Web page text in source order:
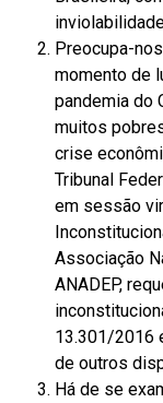
Preocupa-
momento de
pandemia do
muitos
crise
Tribunal
em sessão
Associação
ANADEP,
13.301/2016
de outros
Há de se